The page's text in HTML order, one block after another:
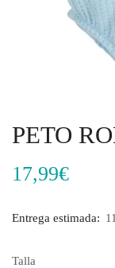
PETO
17,99€
Entrega estimada:
Talla